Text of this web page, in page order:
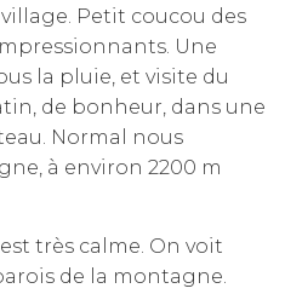
Petit coucou des
Une
la pluie, et visite du
de bonheur, dans une
Normal nous
à environ 2200 m
très calme. On voit
de la montagne.